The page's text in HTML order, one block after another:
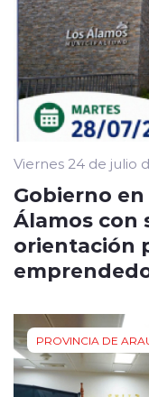
Viernes 24 de julio
Gobierno
Álamos con
orientación
PROVINCIA DE